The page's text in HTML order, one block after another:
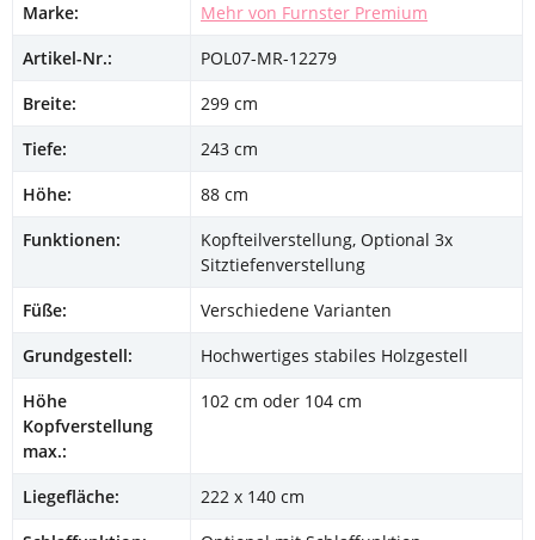
Marke:
Mehr von Furnster Premium
Artikel-Nr.:
POL07-MR-12279
Breite:
299 cm
Tiefe:
243 cm
Höhe:
88 cm
Funktionen:
Kopfteilverstellung, Optional 3x
Sitztiefenverstellung
Füße:
Verschiedene Varianten
Grundgestell:
Hochwertiges stabiles Holzgestell
Höhe
Kopfverstellung
max.:
102 cm oder 104 cm
Liegefläche:
222 x 140 cm